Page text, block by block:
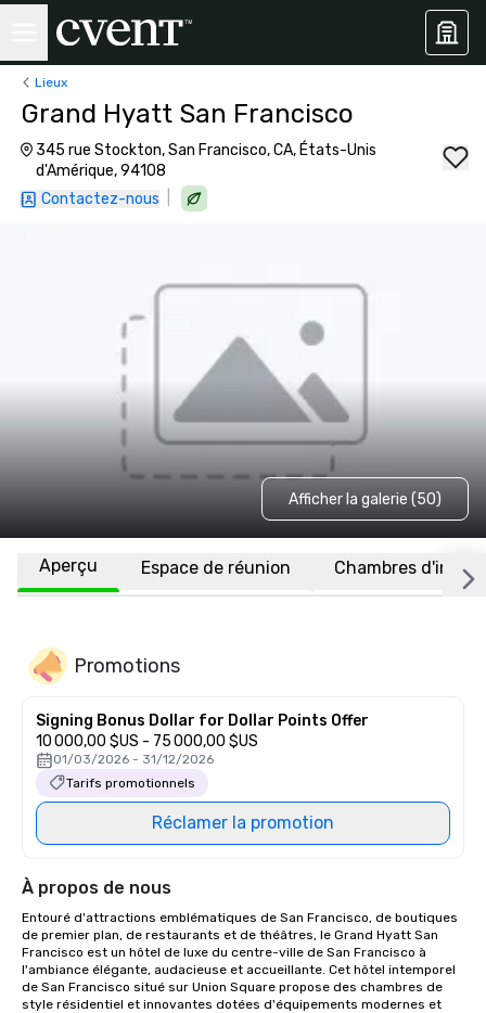
Lieux
Grand Hyatt San Francisco
345 rue Stockton, San Francisco, CA, États-Unis
d'Amérique, 94108
Contactez-nous
Afficher la galerie (50)
Aperçu Espace de réunion Chambres
Promotions
Signing Bonus Dollar for Dollar Points Offer
10 000,00 $US - 75 000,00 $US
01/03/2026 - 31/12/2026
Tarifs promotionnels
Réclamer la promotion
À propos de nous
Entouré d'attractions emblématiques de San Francisco, de boutiques
de premier plan, de restaurants et de théâtres, le Grand Hyatt San
Francisco est un hôtel de luxe du centre-ville de San Francisco à
l'ambiance élégante, audacieuse et accueillante. Cet hôtel intemporel
de San Francisco situé sur Union Square propose des chambres de
style résidentiel et innovantes dotées d'équipements modernes et